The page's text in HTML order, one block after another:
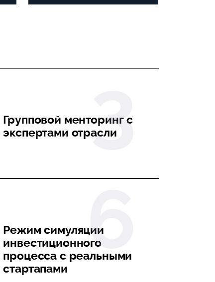
Групповой менторинг с
экспертами отрасли
Режим симуляции
инвестиционного
процесса с реальными
стартапами